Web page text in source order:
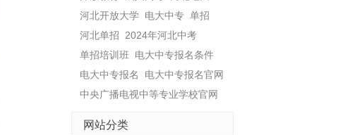
河北开放大学 电大中专 单招
河北单招 2024年河北中考
单招培训班 电大中专报名条件
电大中专报名
电大中专报名官网
中央广播电视中等专业学校官网
网站分类